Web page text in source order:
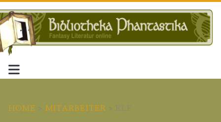
HOME > MITARBEITER >